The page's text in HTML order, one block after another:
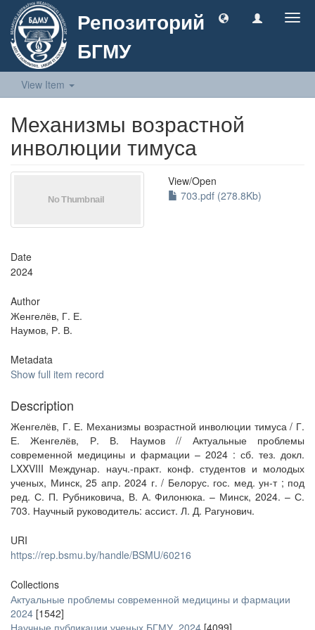
Репозиторий
БГМУ
View Item
Механизмы возрастной
инволюции тимуса
View/Open
703.pdf (278.8Kb)
Date
2024
Author
Женгелёв, Г. Е.
Наумов, Р. В.
Metadata
Show full item record
Description
Женгелёв, Г. Е. Механизмы возрастной инволюции тимуса / Г.
Е. Женгелёв, Р. В. Наумов // Актуальные проблемы
современной медицины и фармации – 2024 : сб. тез. докл.
LXXVIII Междунар. науч.-практ. конф. студентов и молодых
ученых, Минск, 25 апр. 2024 г. / Белорус. гос. мед. ун-т ; под
ред. С. П. Рубниковича, В. А. Филонюка. – Минск, 2024. – С.
703. Научный руководитель: ассист. Л. Д. Рагунович.
URI
https://rep.bsmu.by/handle/BSMU/60216
Collections
Актуальные проблемы современной медицины и фармации
2024 [1542]
Научные публикации ученых БГМУ. 2024 [4099]